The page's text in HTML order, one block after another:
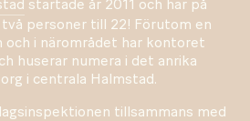
startade år 2011 och har på
två personer till 22! Förutom en
och i närområdet har kontoret
huserar numera i det anrika
i centrala Halmstad.
tillsammans med